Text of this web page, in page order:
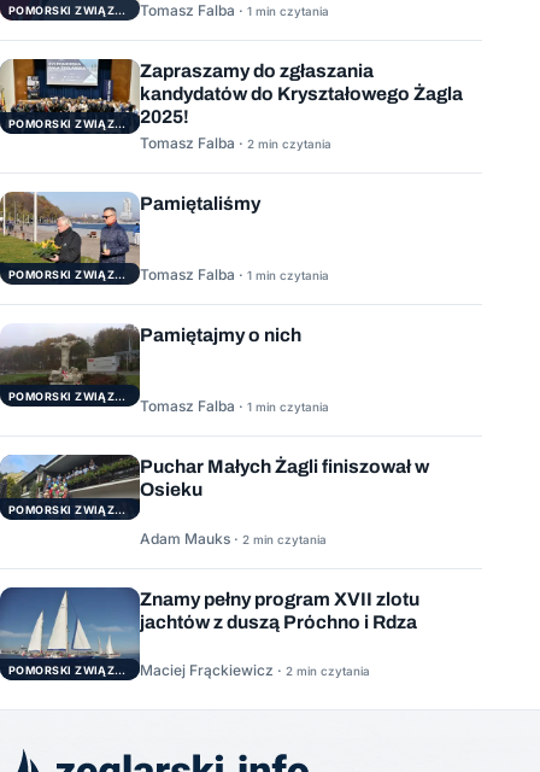
POMORSKI ZWIĄZEK ŻEGLARSKI Tomasz Falba · 1 min czytania
POMORSKI ZWIĄZEK ŻEGLARSKI
Zapraszamy do zgłaszania
kandydatów do Kryształowego Żagla
2025!
Tomasz Falba · 2 min czytania
POMORSKI ZWIĄZEK ŻEGLARSKI
Pamiętaliśmy
Tomasz Falba · 1 min czytania
POMORSKI ZWIĄZEK ŻEGLARSKI
Pamiętajmy o nich
Tomasz Falba · 1 min czytania
POMORSKI ZWIĄZEK ŻEGLARSKI
Puchar Małych Żagli finiszował w
Osieku
Adam Mauks · 2 min czytania
POMORSKI ZWIĄZEK ŻEGLARSKI
Znamy pełny program XVII zlotu
jachtów z duszą Próchno i Rdza
Maciej Frąckiewicz · 2 min czytania